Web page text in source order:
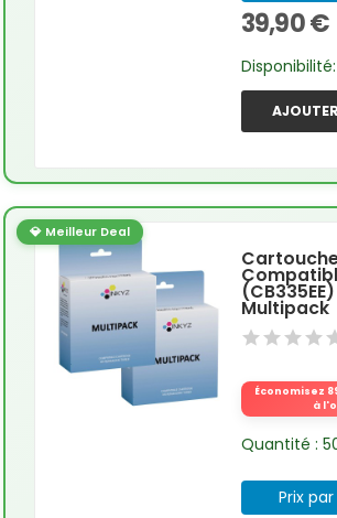
39,90 €
Disponibilité:
💎 Meilleur Deal
Multipack
Économisez
à
Quantité :
Prix